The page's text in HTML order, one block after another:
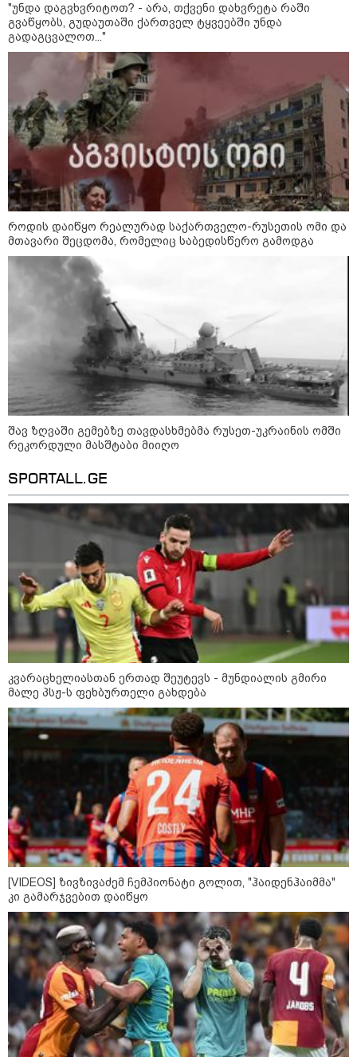
11:17 / 08-08-2026
არშემდგარი ქორწინება 15 წლით უფროს
ქართველთან - ალინა კაბაევას
საიდუმლო ცხოვრება: როგორ
გამოიყურებოდა ის პლასტიკურ
ოპერაციებამდე
14:20 / 08-08-2026
"ქალაქი დავთმე, მაგრამ
09:36 / 08-08-2026
"ბავშვობიდან ასე ვარ..
ფანატიკურად ვარ შეყვარებული
საქართველოზე" - გაიცანით
მარტინ გუიმჯიანი, ქართულ
ენასა და საქართველოზე
შეყვარებული სომეხი ბიჭი
მოვლენები - ტრამპის
ადმინისტრაციამ “UFO”- ს
ფაილების მორიგი პაკეტი
გამოაქვეყნა
22:30 / 07-08-2026
ინტერნეტში ამაღელვებელი
კადრები ვრცელდება - როგორ
გადაარჩინა 56 წლის კაცმა
ბავშვები აბობოქრებულ ზღვაში
დახრჩობას
კატეგორიის ყველა სიახლე
"უნდა დაგვხვრიტოთ? - არა,
თქვენი დახვრეტა რაში გვაწყობს,
გუდაუთაში ქართველ ტყვეებში
უნდა გადაგცვალოთ..."
როდის დაიწყო რეალურად
საქართველო-რუსეთის ომი და
მთავარი შეცდომა, რომელიც
საბედისწერო გამოდგა
შავ ზღვაში გემებზე
თავდასხმებმა რუსეთ-უკრაინის
ომში რეკორდული მასშტაბი
მიიღო
"უნდა დაგვხვრიტოთ? - არა, თქვენი დახვრეტა რაში
გვაწყობს, გუდაუთაში ქართველ ტყვეებში უნდა
გადაგცვალოთ..."
როდის დაიწყო რეალურად საქართველო-რუსეთის ომი და
მთავარი შეცდომა, რომელიც საბედისწერო გამოდგა
შავ ზღვაში გემებზე თავდასხმებმა რუსეთ-უკრაინის ომში
რეკორდული მასშტაბი მიიღო
SPORTALL.GE
კვარაცხელიასთან ერთად შეუტევს - მუნდიალის გმირი
მალე პსჟ-ს ფეხბურთელი გახდება
[VIDEOS] ზივზივაძემ ჩემპიონატი გოლით, "ჰაიდენჰაიმმა"
კი გამარჯვებით დაიწყო